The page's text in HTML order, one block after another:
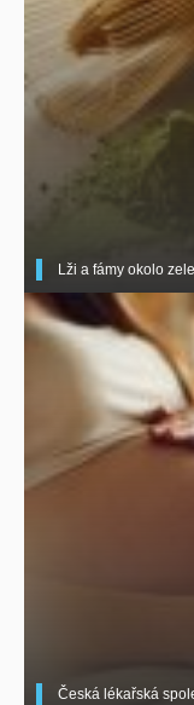
Lži a fámy okolo
Česká lékařská